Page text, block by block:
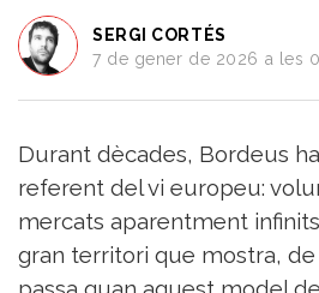
Impacte
i
Sostenibilitat
Tendències
Vi
Turisme
Vi
Saber-
SERGI CORTÉS
7 de gener de 2026 a les
Durant dècades, Bordeus
referent del vi europeu:
mercats aparentment
gran territori que mostra,